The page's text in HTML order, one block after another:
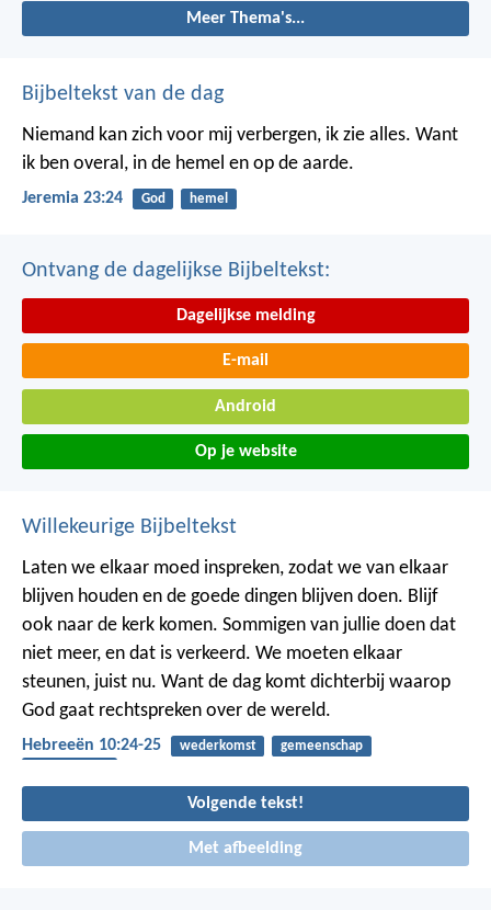
Meer Thema's...
Bijbeltekst van de dag
Niemand kan zich voor mij verbergen, ik zie alles. Want
ik ben overal, in de hemel en op de aarde.
Jeremia 23:24 God hemel
Ontvang de dagelijkse Bijbeltekst:
Dagelijkse melding
E-mail
Android
Op je website
Willekeurige Bijbeltekst
Laten we elkaar moed inspreken, zodat we van elkaar
blijven houden en de goede dingen blijven doen. Blijf
ook naar de kerk komen. Sommigen van jullie doen dat
niet meer, en dat is verkeerd. We moeten elkaar
steunen, juist nu. Want de dag komt dichterbij waarop
God gaat rechtspreken over de wereld.
Hebreeën 10:24-25 wederkomst
gemeenschap
Volgende tekst!
Met afbeelding